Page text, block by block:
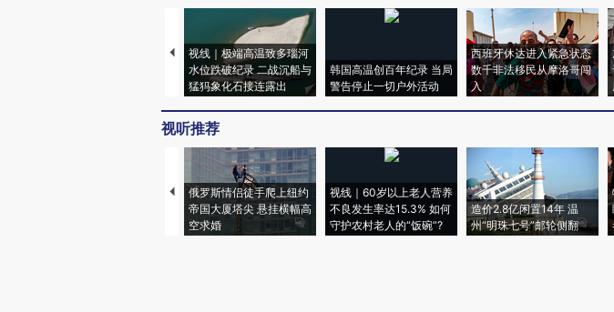
视线｜极端高温致多瑙河
水位跌破纪录 二战沉船与
猛犸象化石接连露出
韩国高温创百年纪录 当局
警告停止一切户外活动
西班牙休达进入紧急状态
数千非法移民从摩洛哥闯
入
视听推荐
俄罗斯情侣徒手爬上纽约
帝国大厦塔尖 悬挂横幅高
空求婚
视线｜60岁以上老人营养
不良发生率达15.3% 如何
守护农村老人的“饭碗”?
造价2.8亿闲置14年 温
州“明珠七号”邮轮侧翻